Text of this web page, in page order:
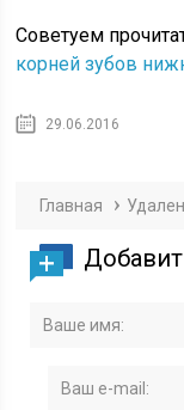
Советуем
корней зубов
29.06.2016
Главная